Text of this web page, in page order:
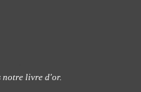
notre livre d'or.